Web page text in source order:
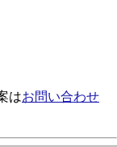
はお問い合わせ